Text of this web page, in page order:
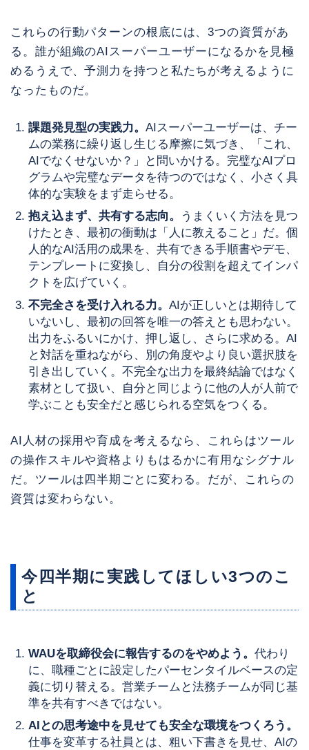
これらの行動パターンの根底には、3つの資質があ
る。誰が組織のAIスーパーユーザーになるかを見極
めるうえで、予測力を持つと私たちが考えるように
なったものだ。
課題発見型の実践力。AIスーパーユーザーは、チー
ムの業務に繰り返し生じる摩擦に気づき、「これ、
AIでなくせないか？」と問いかける。完璧なAIプロ
グラムや完璧なデータを待つのではなく、小さく具
体的な実験をまず走らせる。
抱え込まず、共有する志向。
うまくいく方法を見つ
けたとき、最初の衝動は「人に教えること」だ。個
人的なAI活用の成果を、共有できる手順書やデモ、
テンプレートに変換し、自分の役割を超えてインパ
クトを広げていく。
不完全さを受け入れる力。AIが正しいとは期待して
いないし、最初の回答を唯一の答えとも思わない。
出力をふるいにかけ、押し返し、さらに求める。AI
と対話を重ねながら、別の角度やより良い選択肢を
引き出していく。不完全な出力を最終結論ではなく
素材として扱い、自分と同じように他の人が人前で
学ぶことも安全だと感じられる空気をつくる。
AI人材の採用や育成を考えるなら、これらはツール
の操作スキルや資格よりもはるかに有用なシグナル
だ。ツールは四半期ごとに変わる。だが、これらの
資質は変わらない。
今四半期に実践してほしい3つのこ
と
WAUを取締役会に報告するのをやめよう。代わり
に、職種ごとに設定したパーセンタイルベースの定
義に切り替える。営業チームと法務チームが同じ基
準を共有すべきではない。
AIとの思考途中を見せても安全な環境をつくろう。
仕事を変革する社員とは、粗い下書きを見せ、AIの